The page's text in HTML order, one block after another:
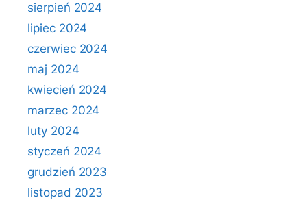
sierpień 2024
lipiec 2024
czerwiec 2024
maj 2024
kwiecień 2024
marzec 2024
luty 2024
styczeń 2024
grudzień 2023
listopad 2023